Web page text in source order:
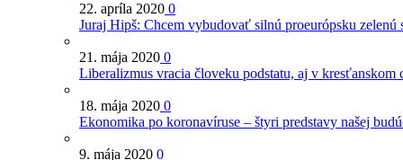
22. apríla 2020 0
Juraj Hipš: Chcem vybudovať silnú proeurópsku zelenú
21. mája 2020 0
Liberalizmus vracia človeku podstatu, aj v kresťanskom
18. mája 2020 0
Ekonomika po koronavíruse – štyri predstavy našej
9. mája 2020 0